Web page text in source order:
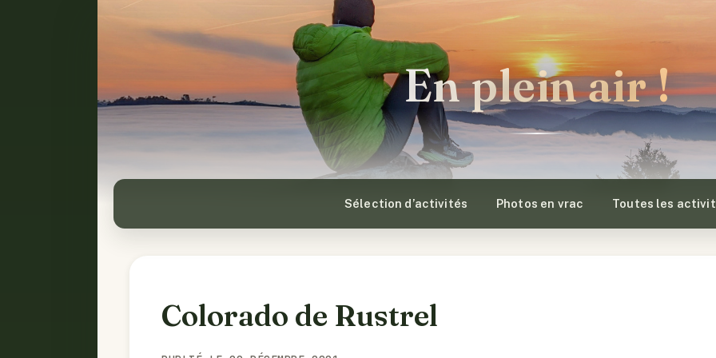
En plein air !
Sélection d’activités Photos en vrac Toutes les
Colorado de Rustrel